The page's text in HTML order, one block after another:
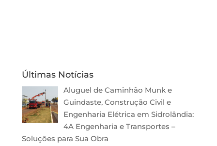
Últimas Notícias
Aluguel de Caminhão Munk e
Guindaste, Construção Civil e
Engenharia Elétrica em Sidrolândia:
4A Engenharia e Transportes –
Soluções para Sua Obra